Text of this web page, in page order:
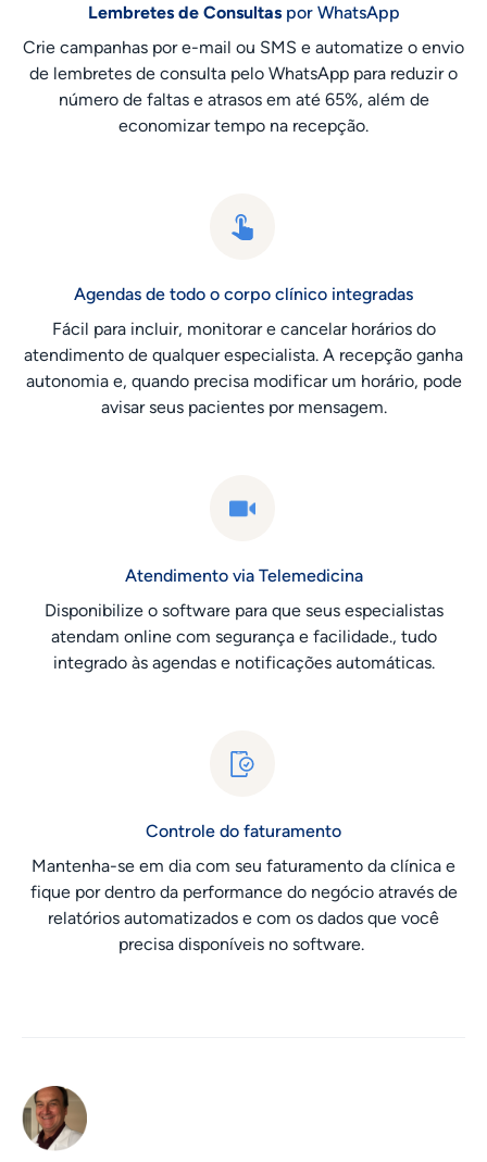
Lembretes de Consultaspor WhatsApp
Crie campanhas por e-mail ou SMS e automatize o envio
de lembretes de consulta pelo WhatsApp para reduzir o
número de faltas e atrasos em até 65%, além de
economizar tempo na recepção.
Agendas de todo o corpo clínico integradas
Fácil para incluir, monitorar e cancelar horários do
atendimento de qualquer especialista. A recepção ganha
autonomia e, quando precisa modificar um horário, pode
avisar seus pacientes por mensagem.
Atendimento via Telemedicina
Disponibilize o software para que seus especialistas
atendam online com segurança e facilidade., tudo
integrado às agendas e notificações automáticas.
Controle do faturamento
Mantenha-se em dia com seu faturamento da clínica e
fique por dentro da performance do negócio através de
relatórios automatizados e com os dados que você
precisa disponíveis no software.